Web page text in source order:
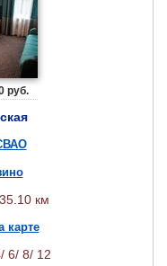
руб.
км
карте
6/ 8/ 12